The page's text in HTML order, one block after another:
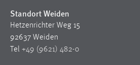
Standort Weiden
Hetzenrichter Weg 15
92637 Weiden
Tel +49 (9621) 482-0
Name:
_pk_ref, _pk_cvar, _pk_id, _pk_ses
Zweck: